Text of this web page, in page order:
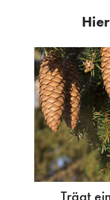
Trägt